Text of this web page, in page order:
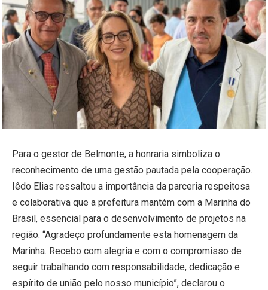
Para o gestor de Belmonte, a honraria simboliza o
reconhecimento de uma gestão pautada pela cooperação.
Iêdo Elias ressaltou a importância da parceria respeitosa
e colaborativa que a prefeitura mantém com a Marinha do
Brasil, essencial para o desenvolvimento de projetos na
região. “Agradeço profundamente esta homenagem da
Marinha. Recebo com alegria e com o compromisso de
seguir trabalhando com responsabilidade, dedicação e
espírito de união pelo nosso município”, declarou o